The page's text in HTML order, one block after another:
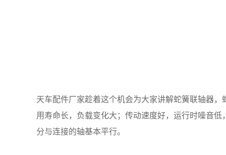
天车配件厂家趁着这个机会为大家讲解蛇簧联轴器
用寿命长，负载变化大；传动速度好，运行时噪音
分与连接的轴基本平行。